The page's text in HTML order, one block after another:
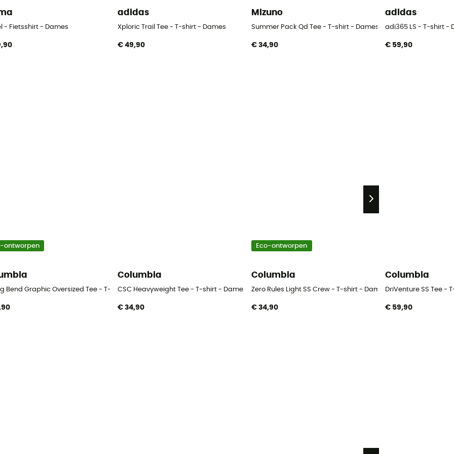
- Fietsshirt - Dames
adidas
Xploric Trail Tee - T-shirt - Dames
€ 49,90
Mizuno
Summer Pack Qd Tee - T-shirt - Dames
€ 34,90
adidas
adi365 LS - T-shirt -
€ 59,90
ontworpen
Bend Graphic Oversized Tee - T-shirt - Dames
Columbia
CSC Heavyweight Tee - T-shirt - Dames
€ 34,90
Eco-ontworpen
Columbia
Zero Rules Light SS Crew - T-shirt - Dames
€ 34,90
Columbia
DriVenture SS Tee -
€ 59,90